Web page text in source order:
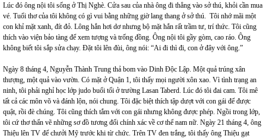
Lúc đó ông nội tôi sống ở Thị Nghè. Cửa sau của nhà ông đi thẳng vào sở thú, khỏi cần mua
vé. Tuổi thơ của tôi không có gì vui bằng những giờ lang thang ở sở thú. Tôi nhớ mãi một
con khỉ mặt xanh, đít đỏ. Lông hắn hơi dơ nhưng bộ mặt hắn rất trầm tư, trí thức. Tôi cũng
thích vào viện bảo tàng để xem tượng và trống đồng. Ông nội tôi gầy gòm, cao ráo. Ông
không biết tôi sắp sửa chạy. Đặt tôi lên đùi, ông nói: “Ai đi thì đi, con ở đây với ông.”
Ngày 8 tháng 4, Nguyễn Thành Trung thả bom vào Dinh Độc Lập. Một quả trúng xân
thượng, một quả vào vườn. Có mặt ở Quận 1, tôi thấy mọi người xôn xao. Vì tình trạng an
ninh, tôi phải nghỉ học lớp judo buổi tối ở trường Lasan Taberd. Lúc đó tôi đai cam. Tôi mê
tất cả các môn võ và đánh lộn, nói chung. Tôi đặc biệt thích tập dượt với con gái để được
quật, rồi đè chúng. Tôi cũng thích tắm với con gái nhưng không được phép. Ngồi trong lớp,
tôi cứ thơ thẩn vẽ những sơ đồ tương đối chính xác về cơ thể nam nữ. Ngày 21 tháng 4, ông
Thiệu lên TV để chưởi Mỹ trước khi từ chức. Trên TV đen trắng, tôi thấy ông Thiệu gạt